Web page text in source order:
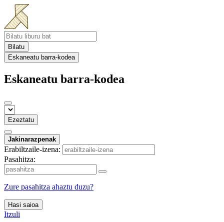
Bilatu
Eskaneatu barra-kodea
Eskaneatu barra-kodea
Ezeztatu
Jakinarazpenak
Erabiltzaile-izena:
Pasahitza:
Zure pasahitza ahaztu duzu?
Hasi saioa
Itzuli